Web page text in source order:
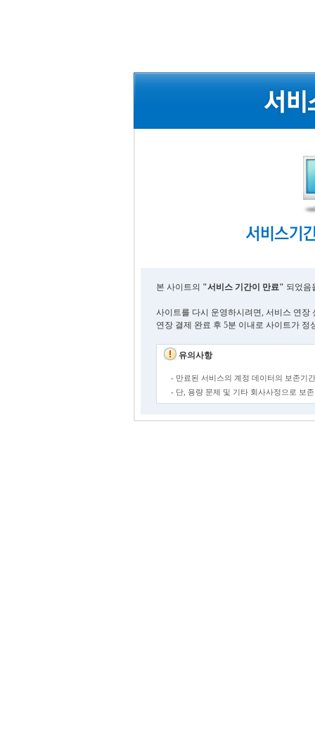
본 사이트의 "서비스 기간이 만료" 되었음
사이트를 다시 운영하시려면, 서비스 연장
연장 결제 완료 후 5분 이내로 사이트가 정
유의사항
- 만료된 서비스의 계정 데이터의 보존기
- 단, 용량 문제 및 기타 회사사정으로 보